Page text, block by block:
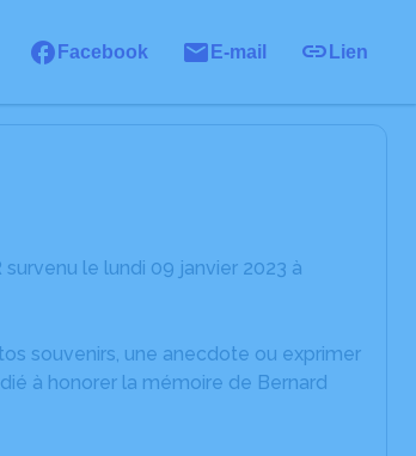
Facebook E-mail Lien
le lundi 09 janvier 2023 à
souvenirs, une anecdote ou exprimer
à honorer la mémoire de Bernard